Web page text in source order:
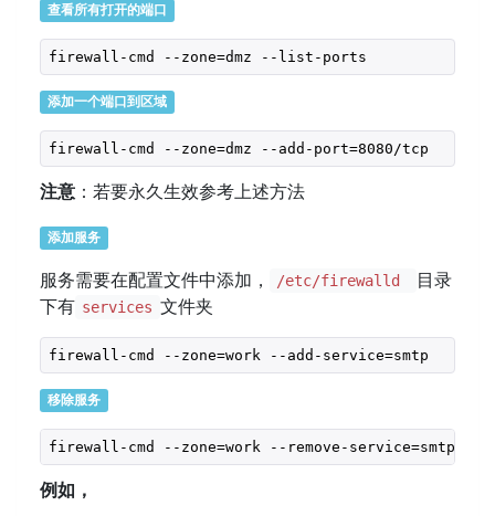
查看所有打开的端口
firewall-cmd --zone=dmz --list-ports
添加一个端口到区域
firewall-cmd --zone=dmz --add-port=8080/tcp
注意 ：若要永久生效参考上述方法
添加服务
服务需要在配置文件中添加， /etc/firewalld
目录
下有 services 文件夹
firewall-cmd --zone=work --add-service=smtp
移除服务
firewall-cmd --zone=work --remove-service=smtp
例如，